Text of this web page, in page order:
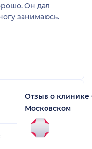
Он дал
занимаюсь.
Отзыв о клинике
Московском